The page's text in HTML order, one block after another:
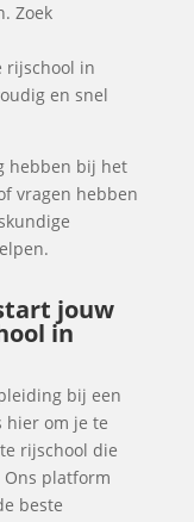
Zoek
rijschool in
en snel
hebben bij het
vragen hebben
jouw
in
bij een
hier om je te
rijschool die
platform
beste